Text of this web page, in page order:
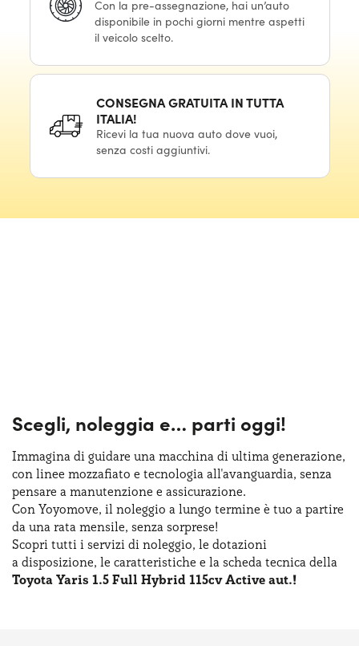
Con la pre-assegnazione, hai un’auto
disponibile in pochi giorni mentre aspetti
il veicolo scelto.
CONSEGNA GRATUITA IN TUTTA
ITALIA!
Ricevi la tua nuova auto dove vuoi,
senza costi aggiuntivi.
Scegli, noleggia e… parti oggi!
Immagina di guidare una macchina di ultima generazione,
con linee mozzafiato e tecnologia all'avanguardia, senza
pensare a manutenzione e assicurazione.
Con Yoyomove, il noleggio a lungo termine è tuo a partire
da una rata mensile, senza sorprese!
Scopri tutti i servizi di noleggio, le dotazioni
a disposizione, le caratteristiche e la scheda tecnica della
Toyota Yaris 1.5 Full Hybrid 115cv Active aut.!